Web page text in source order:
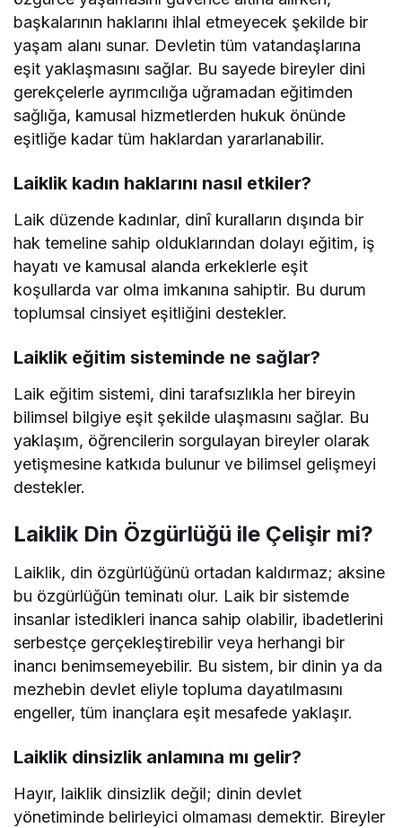
başkalarının haklarını ihlal etmeyecek şekilde bir
yaşam alanı sunar. Devletin tüm vatandaşlarına
eşit yaklaşmasını sağlar. Bu sayede bireyler dini
gerekçelerle ayrımcılığa uğramadan eğitimden
sağlığa, kamusal hizmetlerden hukuk önünde
eşitliğe kadar tüm haklardan yararlanabilir.
Laiklik kadın haklarını nasıl etkiler?
Laik düzende kadınlar, dinî kuralların dışında bir
hak temeline sahip olduklarından dolayı eğitim, iş
hayatı ve kamusal alanda erkeklerle eşit
koşullarda var olma imkanına sahiptir. Bu durum
toplumsal cinsiyet eşitliğini destekler.
Laiklik eğitim sisteminde ne sağlar?
Laik eğitim sistemi, dini tarafsızlıkla her bireyin
bilimsel bilgiye eşit şekilde ulaşmasını sağlar. Bu
yaklaşım, öğrencilerin sorgulayan bireyler olarak
yetişmesine katkıda bulunur ve bilimsel gelişmeyi
destekler.
Laiklik Din Özgürlüğü ile Çelişir mi?
Laiklik, din özgürlüğünü ortadan kaldırmaz; aksine
bu özgürlüğün teminatı olur. Laik bir sistemde
insanlar istedikleri inanca sahip olabilir, ibadetlerini
serbestçe gerçekleştirebilir veya herhangi bir
inancı benimsemeyebilir. Bu sistem, bir dinin ya da
mezhebin devlet eliyle topluma dayatılmasını
engeller, tüm inançlara eşit mesafede yaklaşır.
Laiklik dinsizlik anlamına mı gelir?
Hayır, laiklik dinsizlik değil; dinin devlet
yönetiminde belirleyici olmaması demektir. Bireyler